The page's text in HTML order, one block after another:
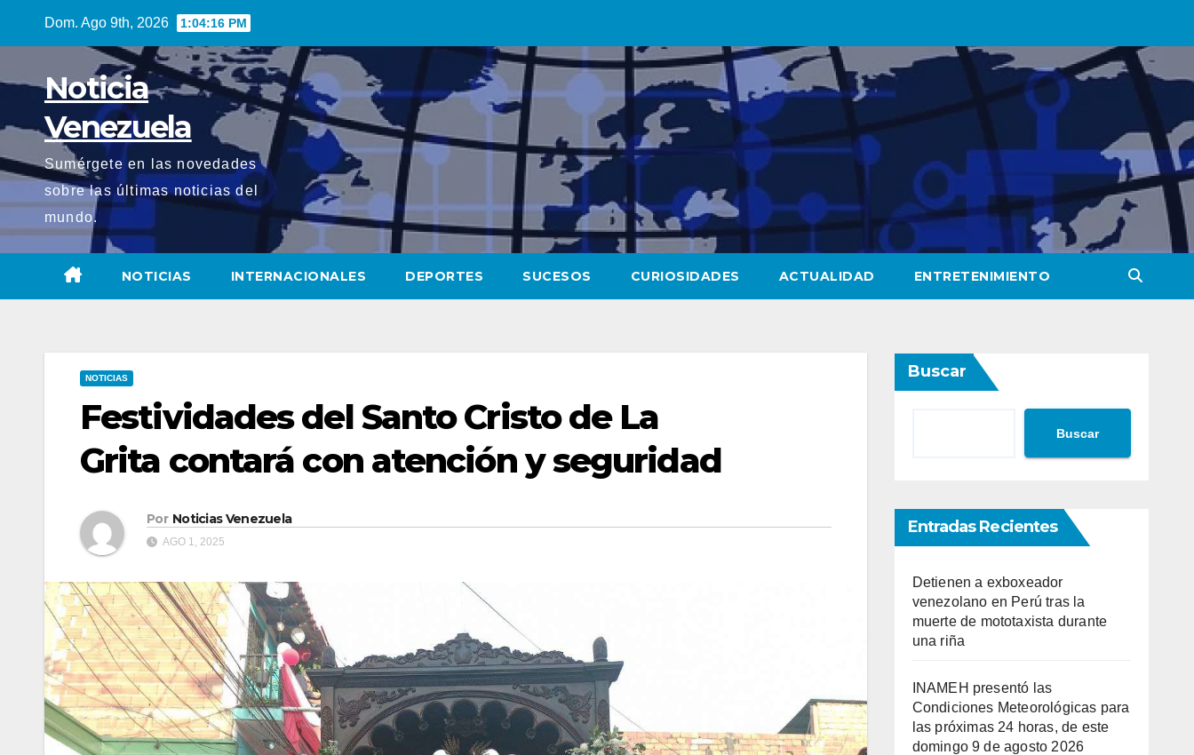
Dom. Ago 9th, 2026 1:04:17 PM
Noticia
Venezuela
Sumérgete en las novedades
sobre las últimas noticias del
mundo.
NOTICIAS INTERNACIONALES DEPORTES SUCESOS CURIOSIDADES ACTUALIDAD ENTRETENIMIENTO
NOTICIAS
Festividades del Santo Cristo de La
Grita contará con atención y seguridad
Por Noticias Venezuela
AGO 1, 2025
Buscar
Buscar
Entradas Recientes
Detienen a exboxeador
venezolano en Perú tras la
muerte de mototaxista durante
una riña
INAMEH presentó las
Condiciones Meteorológicas para
las próximas 24 horas, de este
domingo 9 de agosto 2026